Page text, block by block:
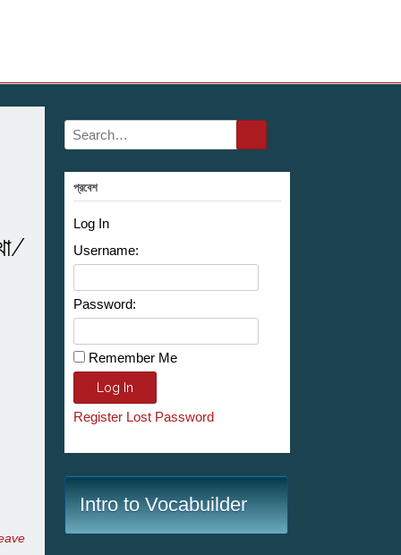
প্রবেশ
Log In
Username:
Password:
Remember Me
Alternative:
Log In
Register Lost Password
Intro to Vocabuilder